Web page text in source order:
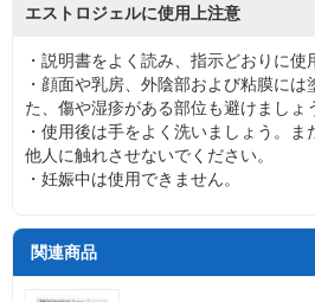
エストロジェルに使用上注意
・説明書をよく読み、指示どおりに使
・顔面や乳房、外陰部および粘膜に
た、傷や湿疹がある部位も避けましょ
・使用後は手をよく洗いましょう。
他人に触れさせないでください。
・妊娠中は使用できません。
関連商品